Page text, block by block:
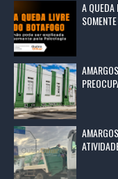
A QUEDA